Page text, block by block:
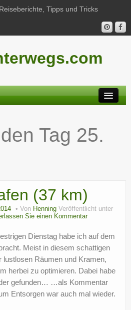
Tipps und Tricks
Tag 25.
(37 km)
Von Henning Veröffentlicht unter
Sie einen Kommentar
Dienstag habe ich auf dem
Meist in diesem schattigen
Räumen und Kramen,
herbei zu optimieren. Dabei habe
gefunden… …als Kommentar
Entsorgen war auch mal wieder.